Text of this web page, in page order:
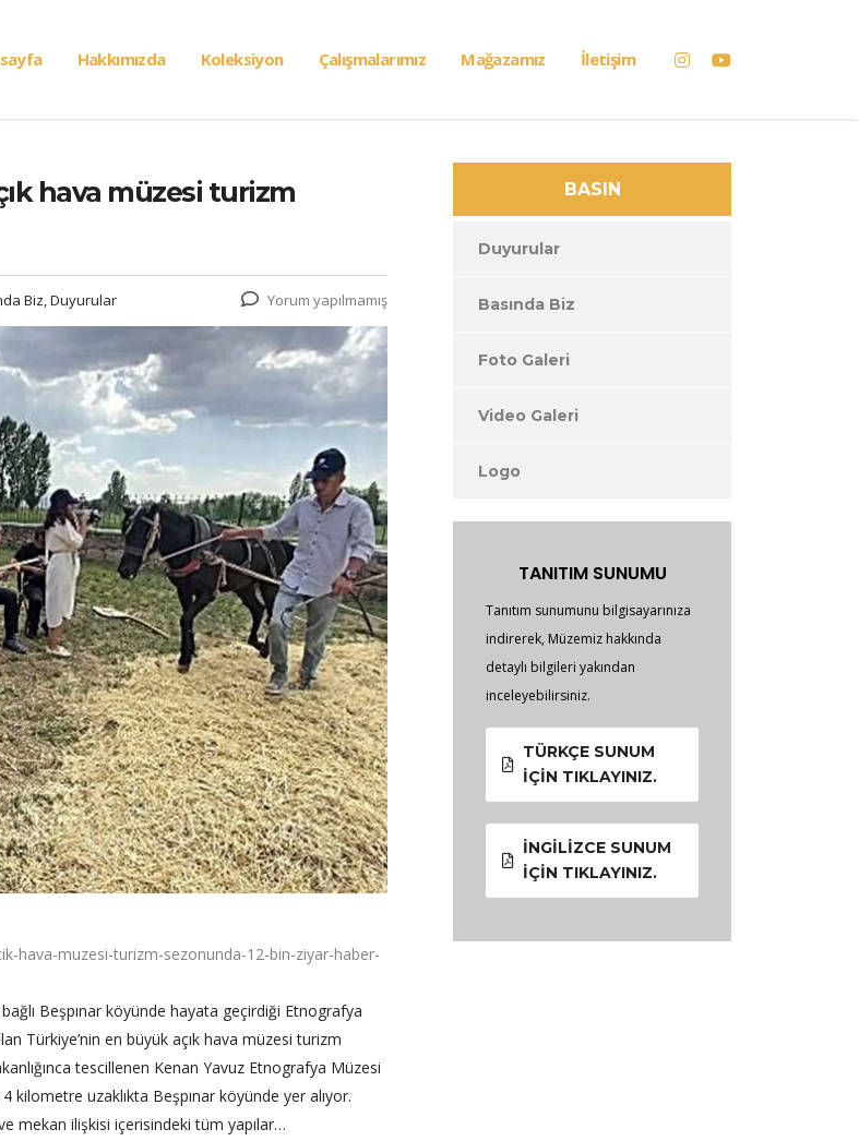
Hakkımızda Koleksiyon Çalışmalarımız Mağazamız İletişim
hava müzesi turizm
Biz, Duyurular Yorum yapılmamış
hava-muzesi-turizm-sezonunda-12-bin-ziyar-haber-
Beşpınar köyünde hayata geçirdiği Etnografya
Türkiye’nin en büyük açık hava müzesi turizm
tescillenen Kenan Yavuz Etnografya Müzesi
uzaklıkta Beşpınar köyünde yer alıyor.
mekan ilişkisi içerisindeki tüm yapılar…
BASIN
Duyurular
Basında Biz
Foto Galeri
Video Galeri
Logo
TANITIM SUNUMU
Tanıtım sunumunu bilgisayarınıza
indirerek, Müzemiz hakkında
detaylı bilgileri yakından
inceleyebilirsiniz.
TÜRKÇE SUNUM
İÇIN TIKLAYINIZ.
İNGILIZCE SUNUM
İÇIN TIKLAYINIZ.